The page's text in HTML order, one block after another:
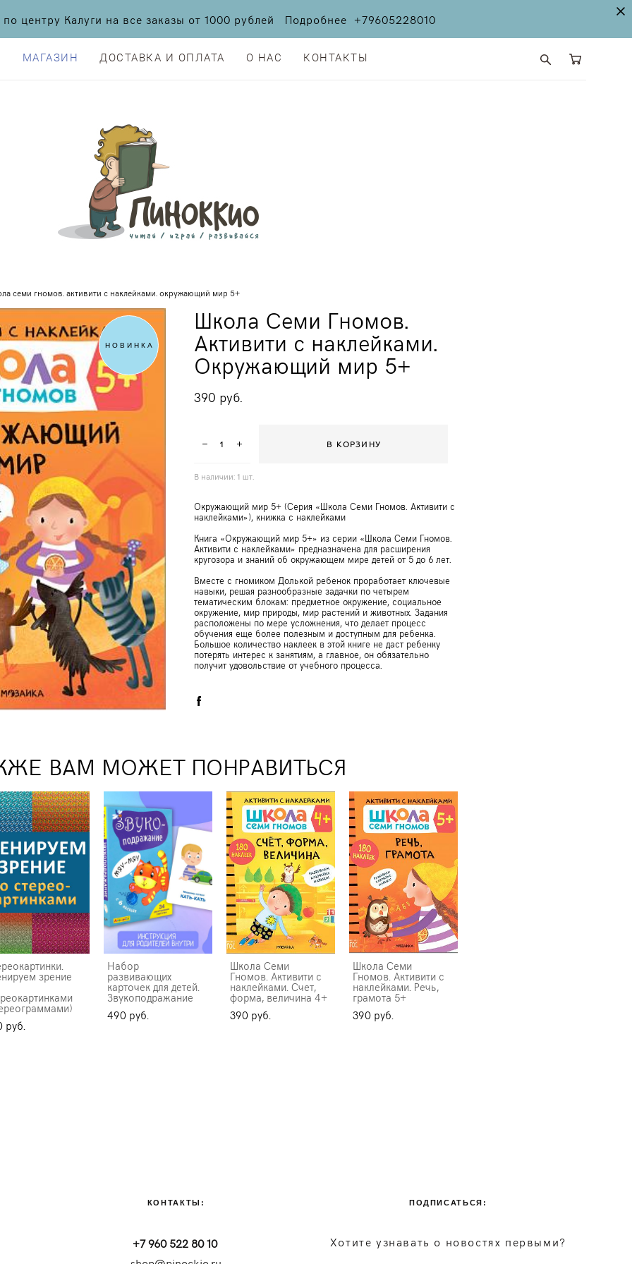
по центру Калуги на все заказы от 1000 рублей Подробнее +79605228010
МАГАЗИН ДОСТАВКА И ОПЛАТА О НАС КОНТАКТЫ
МАГАЗИН ДОСТАВКА И ОПЛАТА О НАС КОНТАКТЫ
семи гномов. активити с наклейками. окружающий мир 5+
НОВИНКА
Школа Семи Гномов.
Активити с наклейками.
Окружающий мир 5+
390 pуб.
В наличии:1 шт.
В КОРЗИНУ
Окружающий мир 5+ (Серия «Школа Семи Гномов. Активити с
наклейками»), книжка с наклейками
Книга «Окружающий мир 5+» из серии «Школа Семи Гномов.
Активити с наклейками» предназначена для расширения
кругозора и знаний об окружающем мире детей от 5 до 6 лет.
Вместе с гномиком Долькой ребенок проработает ключевые
навыки, решая разнообразные задачки по четырем
тематическим блокам: предметное окружение, социальное
окружение, мир природы, мир растений и животных. Задания
расположены по мере усложнения, что делает процесс
обучения еще более полезным и доступным для ребенка.
Большое количество наклеек в этой книге не даст ребенку
потерять интерес к занятиям, а главное, он обязательно
получит удовольствие от учебного процесса.
ВАМ МОЖЕТ ПОНРАВИТЬСЯ
зрение
pуб.
Набор
развивающих
карточек для детей.
Звукоподражание
490 pуб.
Школа Семи
Гномов. Активити с
наклейками. Счет,
форма, величина 4+
390 pуб.
Школа Семи
Гномов. Активити с
наклейками. Речь,
грамота 5+
390 pуб.
КОНТАКТЫ:
+7 960 522 80 10
ПОДПИСАТЬСЯ:
Хотите узнавать о новостях первыми?